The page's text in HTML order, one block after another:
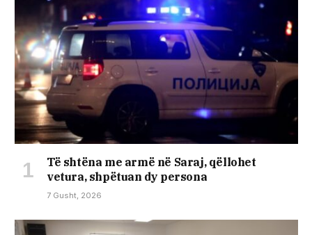
Të shtëna me armë në Saraj, qëllohet
vetura, shpëtuan dy persona
7 Gusht, 2026